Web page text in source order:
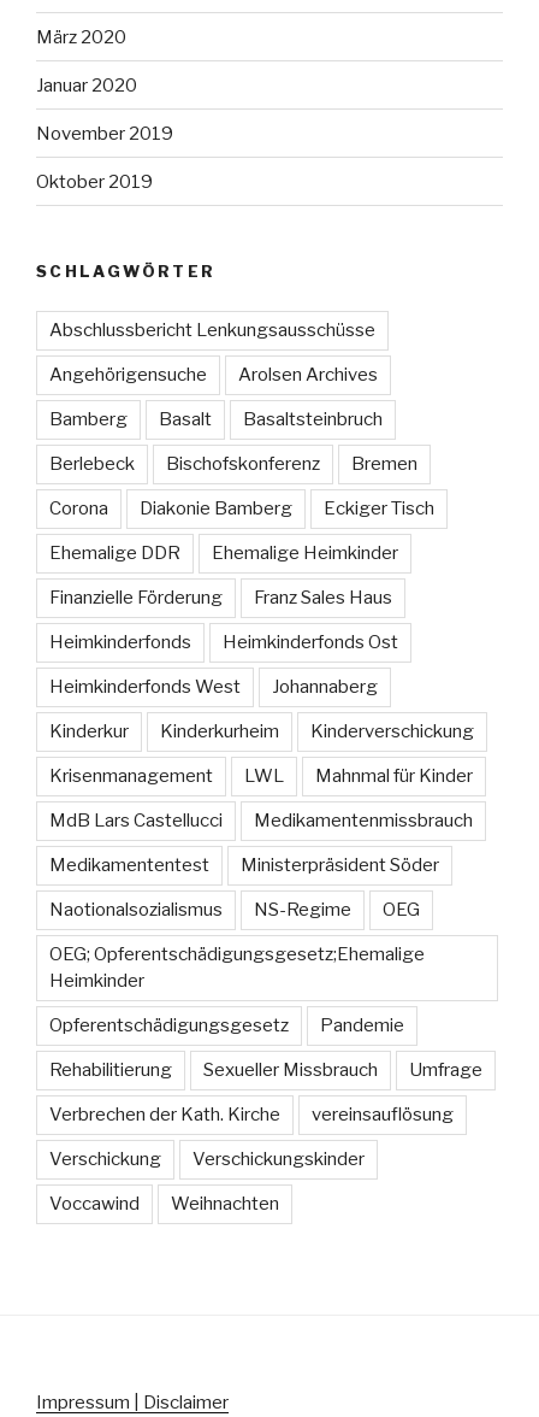
März 2020
Januar 2020
November 2019
Oktober 2019
SCHLAGWÖRTER
Abschlussbericht Lenkungsausschüsse
Angehörigensuche Arolsen Archives
Bamberg Basalt Basaltsteinbruch
Berlebeck Bischofskonferenz Bremen
Corona Diakonie Bamberg Eckiger Tisch
Ehemalige DDR Ehemalige Heimkinder
Finanzielle Förderung Franz Sales Haus
Heimkinderfonds Heimkinderfonds Ost
Heimkinderfonds West Johannaberg
Kinderkur Kinderkurheim Kinderverschickung
Krisenmanagement LWL Mahnmal für Kinder
MdB Lars Castellucci Medikamentenmissbrauch
Medikamententest Ministerpräsident Söder
Naotionalsozialismus NS-Regime OEG
OEG; Opferentschädigungsgesetz;Ehemalige
Heimkinder
Opferentschädigungsgesetz Pandemie
Rehabilitierung Sexueller Missbrauch Umfrage
Verbrechen der Kath. Kirche vereinsauflösung
Verschickung Verschickungskinder
Voccawind Weihnachten
Impressum | Disclaimer